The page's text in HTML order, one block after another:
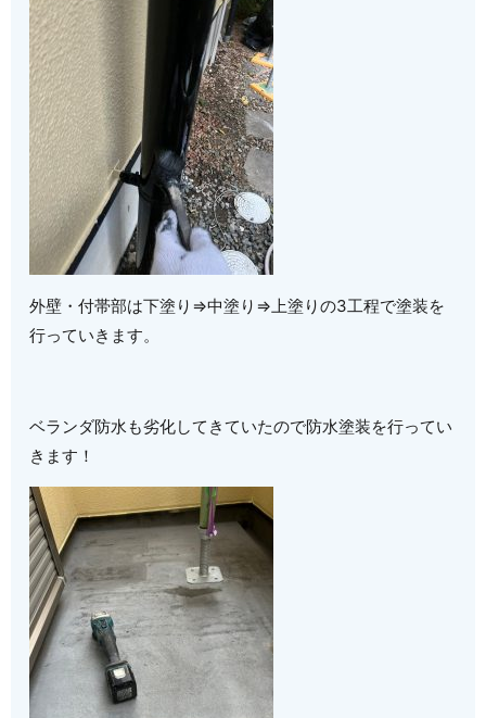
外壁・付帯部は下塗り⇒中塗り⇒上塗りの3工程で塗装を
行っていきます。
ベランダ防水も劣化してきていたので防水塗装を行ってい
きます！